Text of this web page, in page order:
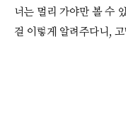
너는 멀리 가야만 볼 수
걸 이렇게 알려주다니,